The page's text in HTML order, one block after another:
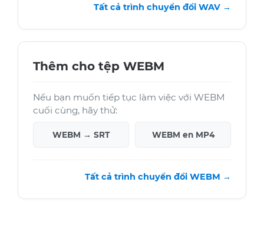
Tất cả trình chuyển đổi WAV →
Thêm cho tệp WEBM
Nếu bạn muốn tiếp tục làm việc với WEBM
cuối cùng, hãy thử:
WEBM → SRT WEBM en MP4
Tất cả trình chuyển đổi WEBM →